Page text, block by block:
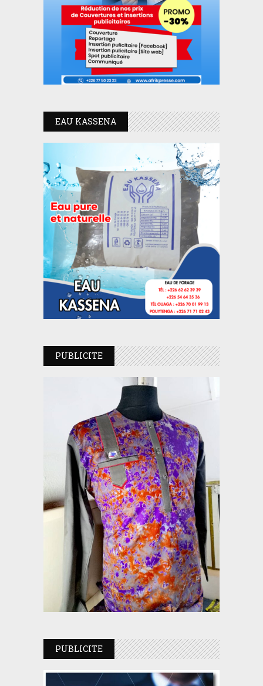
EAU KASSENA
PUBLICITE
PUBLICITE